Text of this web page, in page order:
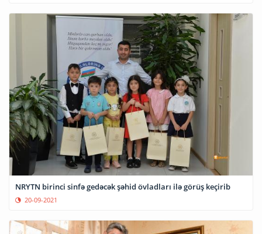
NRYTN birinci sinfə gedəcək şəhid övladları ilə görüş keçirib
20-09-2021